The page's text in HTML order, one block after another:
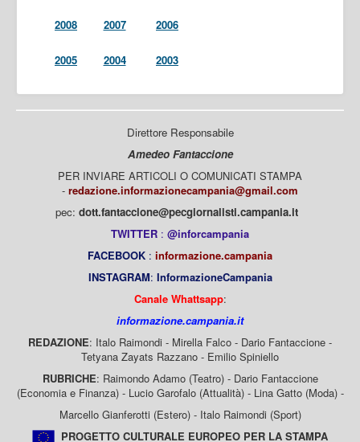
2008 2007 2006
2005 2004 2003
Direttore Responsabile
Amedeo Fantaccione
PER INVIARE ARTICOLI O COMUNICATI STAMPA
- redazione.informazionecampania@gmail.com
pec: dott.fantaccione@pecgiornalisti.campania.it
TWITTER : @inforcampania
FACEBOOK : informazione.campania
INSTAGRAM: InformazioneCampania
Canale Whattsapp:
informazione.campania.it
REDAZIONE: Italo Raimondi - Mirella Falco - Dario Fantaccione -
Tetyana Zayats Razzano - Emilio Spiniello
RUBRICHE: Raimondo Adamo (Teatro) - Dario Fantaccione
(Economia e Finanza) - Lucio Garofalo (Attualità) - Lina Gatto (Moda) -
Marcello Gianferotti (Estero) - Italo Raimondi (Sport)
PROGETTO CULTURALE EUROPEO PER LA STAMPA